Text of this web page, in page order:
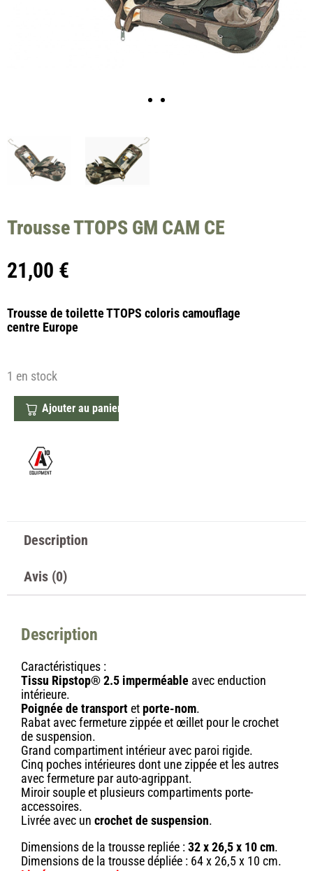
Trousse TTOPS GM CAM CE
21,00 €
Trousse de toilette TTOPS coloris camouflage
centre Europe
1 en stock
Ajouter au panier
Description
Avis (0)
Description
Caractéristiques :
Tissu Ripstop® 2.5 imperméable avec enduction
intérieure.
Poignée de transportet porte-nom.
Rabat avec fermeture zippée et œillet pour le crochet
de suspension.
Grand compartiment intérieur avec paroi rigide.
Cinq poches intérieures dont une zippée et les autres
avec fermeture par auto-agrippant.
Miroir souple et plusieurs compartiments porte-
accessoires.
Livrée avec un crochet de suspension.
Dimensions de la trousse repliée :32 x 26,5 x 10 cm.
Dimensions de la trousse dépliée : 64 x 26,5 x 10 cm.